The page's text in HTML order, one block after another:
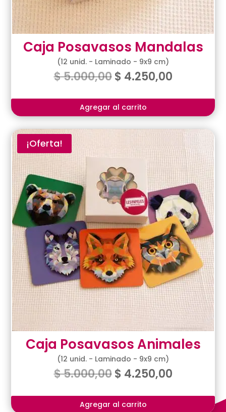
Caja Posavasos Mandalas
(12 unid. - Laminado - 9x9 cm)
$5.000,00 $ 4.250,00
Agregar al carrito
¡Oferta!
Caja Posavasos Animales
(12 unid. - Laminado - 9x9 cm)
$5.000,00 $ 4.250,00
Agregar al carrito